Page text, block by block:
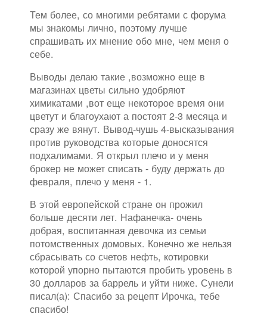
Тем более, со многими ребятами с форума
мы знакомы лично, поэтому лучше
спрашивать их мнение обо мне, чем меня о
себе.
Выводы делаю такие ,возможно еще в
магазинах цветы сильно удобряют
химикатами ,вот еще некоторое время они
цветут и благоухают а постоят 2-3 месяца и
сразу же вянут. Вывод-чушь 4-высказывания
против руководства которые доносятся
подхалимами. Я открыл плечо и у меня
брокер не может списать - буду держать до
февраля, плечо у меня - 1.
В этой европейской стране он прожил
больше десяти лет. Нафанечка- очень
добрая, воспитанная девочка из семьи
потомственных домовых. Конечно же нельзя
сбрасывать со счетов нефть, котировки
которой упорно пытаются пробить уровень в
30 долларов за баррель и уйти ниже. Сунели
писал(а): Спасибо за рецепт Ирочка, тебе
спасибо!